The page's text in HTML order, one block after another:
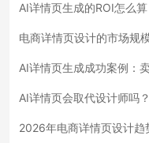
AI详情页生成的ROI怎么
电商详情页设计的市场规
AI详情页生成成功案例：
AI详情页会取代设计师吗
2026年电商详情页设计趋